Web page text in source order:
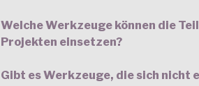
Welche Werkzeuge können die
Projekten einsetzen?
Gibt es Werkzeuge, die sich nicht